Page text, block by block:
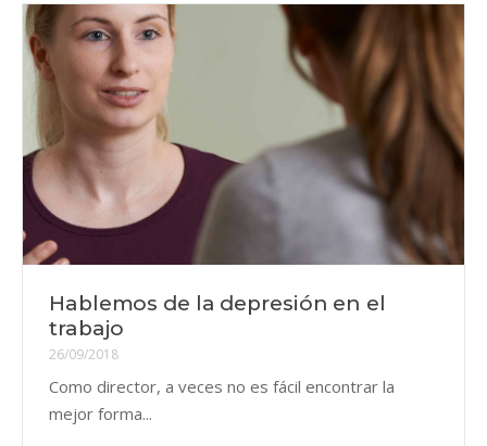
Hablemos de la depresión en el
trabajo
26/09/2018
Como director, a veces no es fácil encontrar la
mejor forma...